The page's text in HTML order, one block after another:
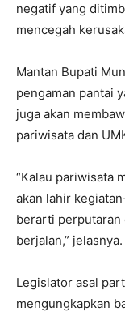
negatif yang
mencegah
Mantan Bupati
pengaman pantai
juga akan
pariwisata dan
“Kalau pariwisata
akan lahir
berarti perputaran
berjalan,” jelasnya.
Legislator asal
mengungkapkan